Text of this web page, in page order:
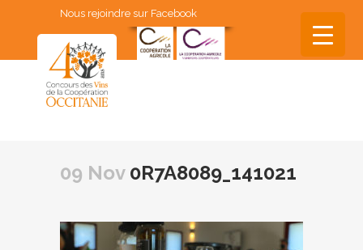
Nous rejoindre sur Facebook
09 Nov0R7A8089_141021